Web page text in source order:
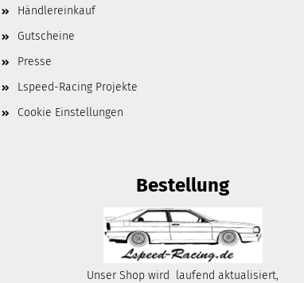
Händlereinkauf
Gutscheine
Presse
Lspeed-Racing Projekte
Cookie Einstellungen
Bestellung
Unser Shop wird laufend aktualisiert,